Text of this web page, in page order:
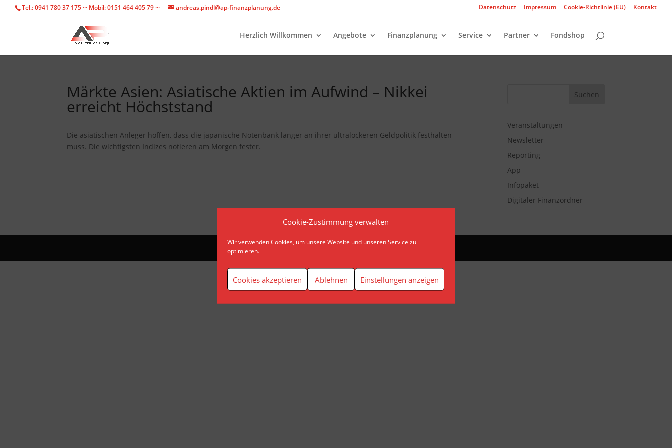
Cookie-Zustimmung verwalten
Wir verwenden Cookies, um unsere Website und unseren Service zu
optimieren.
Cookies akzeptieren Ablehnen Einstellungen anzeigen
Tel.: 0941 780 37 175 ··· Mobil: 0151 464 405 79 ··· andreas.pindl@ap-finanzplanung.de Datenschutz Impressum Cookie-Richtlinie (EU) Kontakt
Herzlich Willkommen Angebote Finanzplanung Service Partner Fondshop
Märkte Asien: Asiatische Aktien im Aufwind – Nikkei
erreicht Höchststand
Die asiatischen Anleger hoffen, dass die japanische Notenbank länger an ihrer ultralockeren Geldpolitik festhalten
muss. Die wichtigsten Indizes notieren am Morgen fester.
Veranstaltungen
Newsletter
Reporting
App
Infopaket
Digitaler Finanzordner
© AP Finanzplanung Andreas Pindl